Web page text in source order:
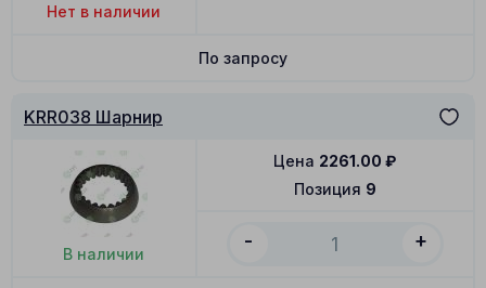
Нет в наличии
По запросу
KRR038 Шарнир
В наличии
Позиция 9
Цена 2261.00 ₽
- +